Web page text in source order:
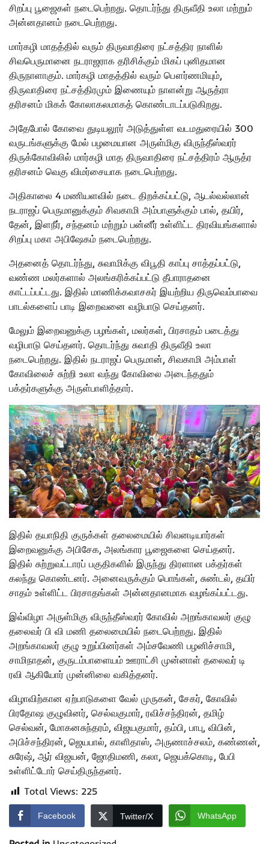
சிறப்பு பூஜைகள் நடைபெற்றது. தொடர்ந்து திருவீதி உலா மற்றும்
அன்னதானம் நடைபெற்றது.
மார்கழி மாதத்தில் வரும் திருவாதிரை நட்சத்திர நாளில்
சிவபெருமானை நடராஜராக தரிசிக்கும் மிகப் புனிதமான
திருநாளாகும். மார்கழி மாதத்தில் வரும் பௌர்ணமியும்,
திருவாதிரை நட்சத்திரமும் இணையும் நாளன்று ஆருத்ரா
தரிசனம் மிகக் கோலாகலமாகத் கொண்டாடப்படுகிறது.
அதேபோல் கோவை துடியலூர் அடுத்துள்ள வடமதுரையில் 300
வருடங்களுக்கு மேல் பழமையான அருள்மிகு விருந்தீஸ்வரர்
திருக்கோவிலில் மார்கழி மாத திருவாதிரை நட்சத்திரம் ஆருத்ர
தரிசனம் வெகு விமர்சையாக நடைபெற்றது.
அதிகாலை 4 மணியளவில் நடை திறக்கப்பட்டு, ஆடல்வல்லான்
நடராஜப் பெருமானுக்கும் சிவகாமி அம்பாளுக்கும் பால், தயிர்,
தேன், இளநீர், சந்தனம் மற்றும் பன்னீர் உள்ளிட்ட திரவியங்களால்
சிறப்பு மகா அபிஷேகம் நடைபெற்றது.
அதனைத் தொடர்ந்து, சுவாமிக்கு விபூதி காப்பு சாத்தப்பட்டு,
வண்ண மலர்களால் அலங்கரிக்கப்பட்டு தீபாராதனை
காட்டப்பட்டது. இதில் மாணிக்கவாசகர் இயற்றிய திருவெம்பாவை
பாடல்களைப் பாடி இறைவனை வழிபாடு செய்தனர்.
மேலும் இறைவனுக்கு பழங்கள், மலர்கள், பிரசாதம் படைத்து
வழிபாடு செய்தனர். தொடர்ந்து சுவாதி திருவீதி உலா
நடைபெற்றது. இதில் நடராஜப் பெருமான், சிவகாமி அம்பாள்
கோவிலைச் சுற்றி உலா வந்து கோவிலை அடைந்ததும்
பக்தர்களுக்கு அருள்பாளித்தார்.
இதில் தயாநிதி குருக்கள் தலைமையில் சிவனடியார்கள்
இறைவனுக்கு அபிசேக, அலங்கார பூஜைகளை செய்தனர்.
இதில் சுற்றுவட்டாரப் பகுதிகளில் இருந்து திரளான பக்தர்கள்
கலந்து கொண்டனர். அனைவருக்கும் பொங்கள், சுண்டல், தயிர்
சாதம் உள்ளிட்ட பிரசாதங்கள் அன்னதானமாக வழங்கப்பட்டது.
இவ்விழா அருள்மிகு விருந்தீஸ்வரர் கோவில் அறங்காவலர் குழு
தலைவர் பி வி மணி தலைமையில் நடைபெற்றது. இதில்
அறங்காவலர் குழு உறுப்பினர்கள் அம்சவேணி பழனிச்சாமி,
சாமிநாதன், குருடம்பாளையம் ஊராட்சி முன்னாள் தலைவர் டி
ரவி ஆகியோர் முன்னிலை வகித்தனர்.
விழாவிற்கான ஏற்பாடுகளை வேல் முருகன், சேகர், கோவில்
பிரதோஷ குழுவினர், செல்வகுமார், ரவிச்சந்திரன், தமிழ்
செல்வன், மோகனசுந்தரம், விஜயகுமார், தம்பி, பாபு, விபின்,
அபிச்சந்திரன், ஜெயபால், காளிதாஸ், அருணாச்சலம், கண்ணன்,
சுரேஷ், ஆர் விஜயன், ஜோதிமணி, கலா, ஜெயக்கொடி, பேபி
உள்ளிட்டோர் செய்திருந்தனர்.
Total Views: 225
Facebook Twitter/X WhatsApp